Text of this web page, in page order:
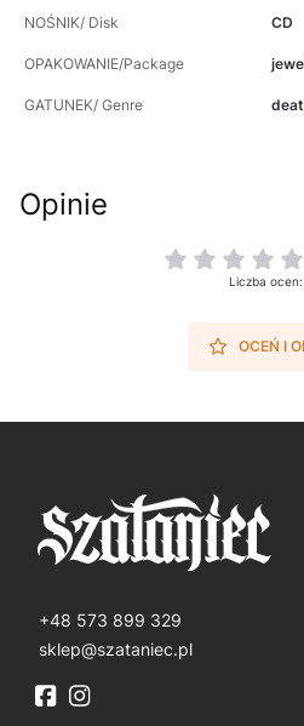
NOŚNIK/ Disk CD
OPAKOWANIE/Package
GATUNEK/ Genre
Opinie
Liczba
OCEŃ I
+48 573 899 329
sklep@szataniec.pl